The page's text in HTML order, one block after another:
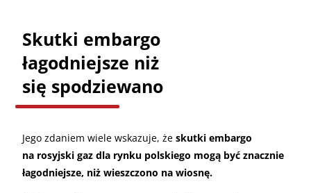
Skutki embargo
łagodniejsze niż
się spodziewano
Jego zdaniem wiele wskazuje, że skutki embargo
na rosyjski gaz dla rynku polskiego mogą być znacznie
łagodniejsze, niż wieszczono na wiosnę.